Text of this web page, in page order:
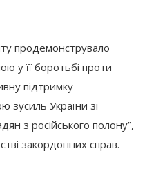
продемонструвало
у її боротьбі проти
підтримку
зусиль України зі
з російського полону”,
закордонних справ.